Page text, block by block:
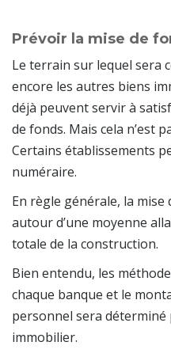
Prévoir la mise de
Le terrain sur lequel sera
encore les autres biens
déjà peuvent servir à
de fonds. Mais cela n’est
Certains établissements
numéraire.
En règle générale, la
autour d’une moyenne
totale de la construction.
Bien entendu, les
chaque banque et le
personnel sera déterminé
immobilier.